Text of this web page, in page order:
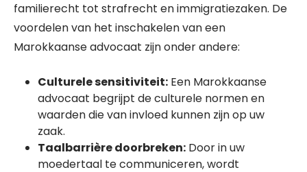
familierecht tot strafrecht en immigratiezaken. De
voordelen van het inschakelen van een
Marokkaanse advocaat zijn onder andere:
Culturele sensitiviteit: Een Marokkaanse
advocaat begrijpt de culturele normen en
waarden die van invloed kunnen zijn op uw
zaak.
Taalbarrière doorbreken: Door in uw
moedertaal te communiceren, wordt